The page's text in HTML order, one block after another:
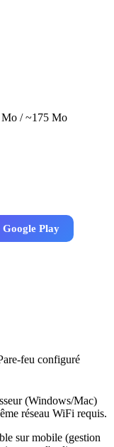
/ ~175 Mo
Play
feu configuré
(Windows/Mac)
réseau WiFi requis.
sur mobile (gestion